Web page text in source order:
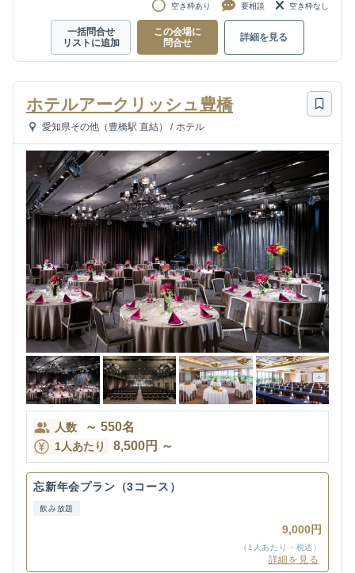
空き枠あり 要相談 空き枠なし
一括問合せ
リストに追加
この会場に
問合せ
詳細を見る
ホテルアークリッシュ豊橋
愛知県その他（豊橋駅 直結） / ホテル
人数 ～ 550名
1人あたり 8,500円 ～
忘新年会プラン（3コース）
飲み放題
9,000円
（1人あたり・税込）
詳細を見る